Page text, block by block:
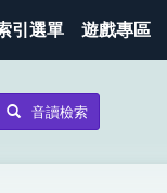
引選單 遊戲專區
音讀檢索